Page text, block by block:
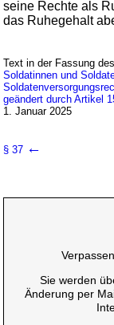
seine Rechte als
das Ruhegehalt
Text in der Fassung
Soldatinnen und
geändert durch Artikel
1. Januar 2025
§ 37 ←
Sie werden
Änderung per